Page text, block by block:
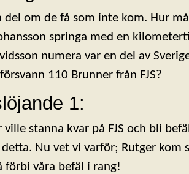
del om de få som inte kom. Hur
springa med en
numera var en del av
110 Brunner från FJS?
1:
ville stanna kvar på FJS och bli
Nu vet vi varför; Rutger kom
förbi våra befäl i rang!